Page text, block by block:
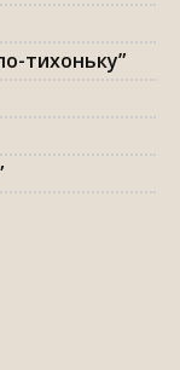
тихоньку”